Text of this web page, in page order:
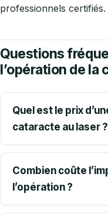
professionnels certifiés.
Questions
l’opération de la
Quel est le prix
cataracte au laser ?
Combien coûte
l’opération ?